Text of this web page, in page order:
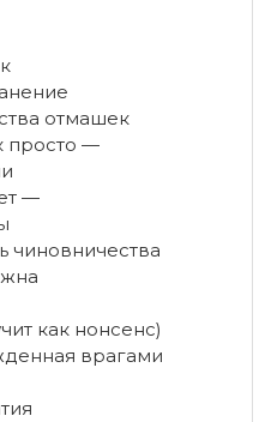
отмашек
просто —
—
чиновничества
как нонсенс)
врагами